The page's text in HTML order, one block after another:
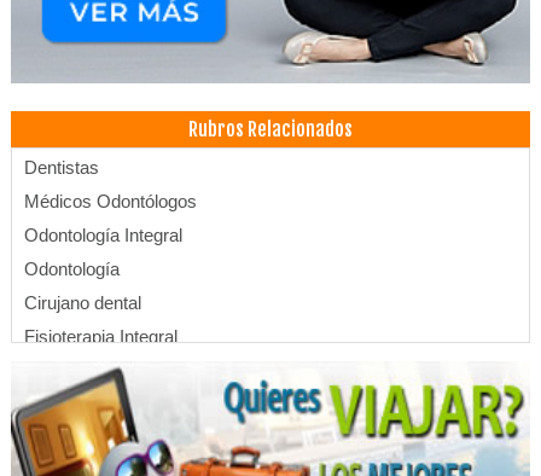
Rubros Relacionados
Dentistas
Médicos Odontólogos
Odontología Integral
Odontología
Cirujano dental
Fisioterapia Integral
Fisioterapia
Kinesiología
Implantología Dental